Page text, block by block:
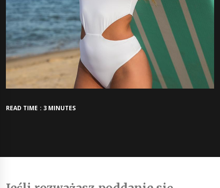
READ TIME : 3 MINUTES